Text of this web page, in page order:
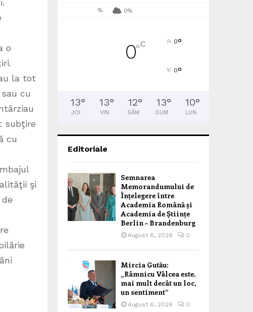
o
la tot
cu
subţire
cu
şi
% 0%
0°C 0°
0°
13°
JOI
13°
VIN
12°
SÂM
13°
DUM
10°
LUN
Editoriale
Semnarea
Memorandumului de
Înțelegere între
Academia Română și
Academia de Științe
Berlin – Brandenburg
August 6, 2026 0
Mircia Gutău:
„Râmnicu Vâlcea este,
mai mult decât un loc,
un sentiment”
August 6, 2026 0